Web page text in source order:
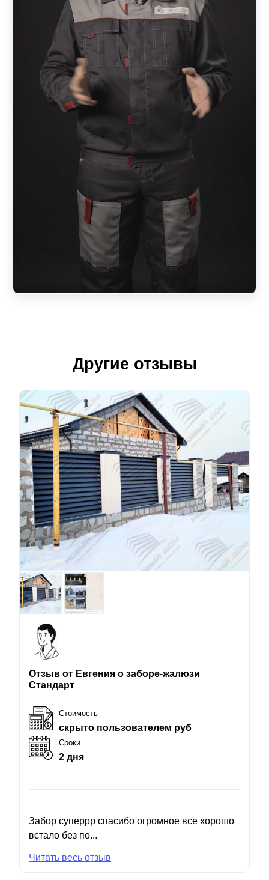
Другие отзывы
Отзыв от Евгения о заборе-жалюзи
Стандарт
Стоимость
скрыто пользователем руб
Сроки
2 дня
Забор суперрр спасибо огромное все хорошо
встало без по...
Читать весь отзыв